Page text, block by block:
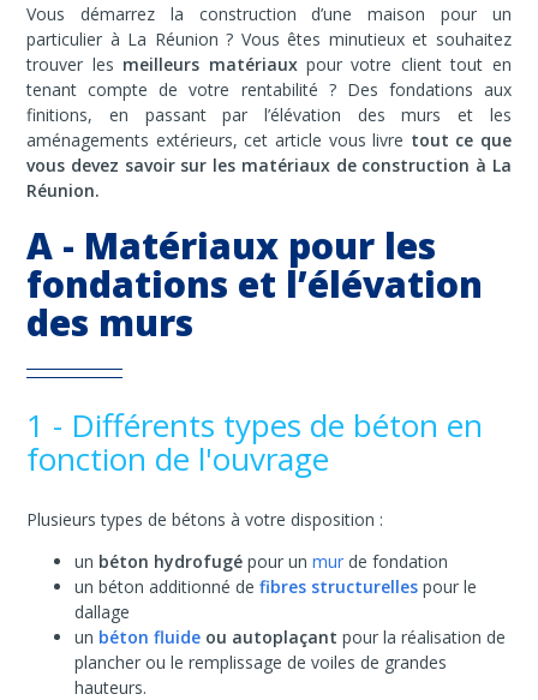
Vous démarrez la construction d’une maison pour un
particulier à La Réunion ? Vous êtes minutieux et souhaitez
trouver les meilleurs matériauxpour votre client tout en
tenant compte de votre rentabilité ? Des fondations aux
finitions, en passant par l’élévation des murs et les
aménagements extérieurs, cet article vous livre tout ce que
vous devez savoir sur les matériaux de construction à La
Réunion.
A - Matériaux pour les
fondations et l’élévation
des murs
1 - Différents types de béton en
fonction de l'ouvrage
Plusieurs types de bétons à votre disposition :
un béton hydrofugé pour unmur de fondation
un béton additionné de fibres structurelles pour le
dallage
un béton fluide ou autoplaçant pour la réalisation de
plancher ou le remplissage de voiles de grandes
hauteurs.